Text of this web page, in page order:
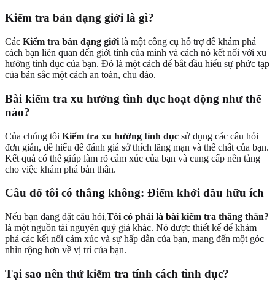
Kiểm tra bản dạng giới là gì?
Các Kiểm tra bản dạng giới là một công cụ hỗ trợ để khám phá
cách bạn liên quan đến giới tính của mình và cách nó kết nối với xu
hướng tình dục của bạn. Đó là một cách để bắt đầu hiểu sự phức tạp
của bản sắc một cách an toàn, chu đáo.
Bài kiểm tra xu hướng tình dục hoạt động như thế
nào?
Của chúng tôi Kiểm tra xu hướng tình dục sử dụng các câu hỏi
đơn giản, dễ hiểu để đánh giá sở thích lãng mạn và thể chất của bạn.
Kết quả có thể giúp làm rõ cảm xúc của bạn và cung cấp nền tảng
cho việc khám phá bản thân.
Câu đố tôi có thẳng không: Điểm khởi đầu hữu ích
Nếu bạn đang đặt câu hỏi,Tôi có phải là bài kiểm tra thẳng thắn?
là một nguồn tài nguyên quý giá khác. Nó được thiết kế để khám
phá các kết nối cảm xúc và sự hấp dẫn của bạn, mang đến một góc
nhìn rộng hơn về vị trí của bạn.
Tại sao nên thử kiểm tra tính cách tình dục?